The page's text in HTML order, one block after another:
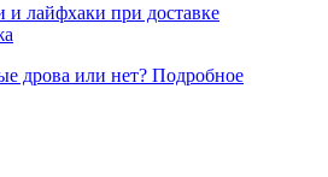
лайфхаки при доставке
дрова или нет? Подробное